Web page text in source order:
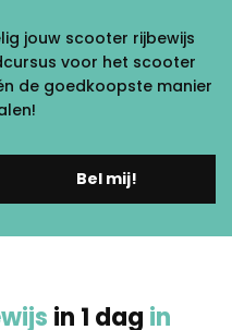
jouw scooter rijbewijs
voor het scooter
de goedkoopste manier
Bel mij!
in 1 dag in